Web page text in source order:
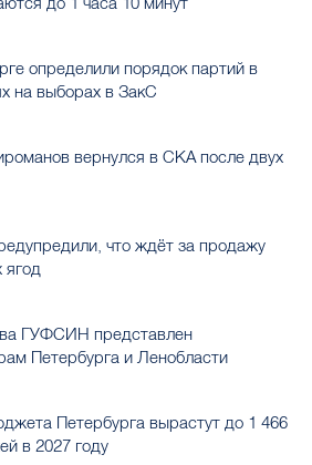
определили порядок партий в
на выборах в ЗакС
вернулся в СКА после двух
что ждёт за продажу
ягод
ГУФСИН представлен
Петербурга и Ленобласти
Петербурга вырастут до 1 466
в 2027 году